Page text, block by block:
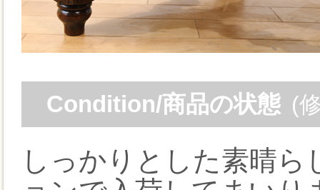
Condition/商品の状態 (
しっかりとした素晴